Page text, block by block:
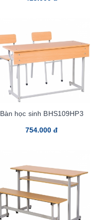
Bàn học sinh BHS109HP3
754.000 đ